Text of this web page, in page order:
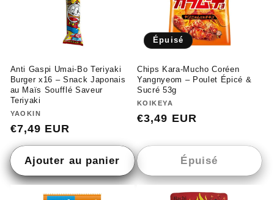
Anti Gaspi Umai-Bo Teriyaki
Burger x16 – Snack Japonais
au Maïs Soufflé Saveur
Teriyaki
Fournisseur :
YAOKIN
Prix
habituel
€7,49 EUR
Ajouter au panier
Épuisé
Chips Kara-Mucho Coréen
Yangnyeom – Poulet Épicé &
Sucré 53g
Fournisseur :
KOIKEYA
Prix
€3,49 EUR
Épuisé